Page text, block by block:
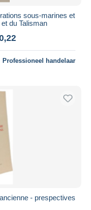
sous-marines et
du Talisman
Professioneel handelaar
- prespectives